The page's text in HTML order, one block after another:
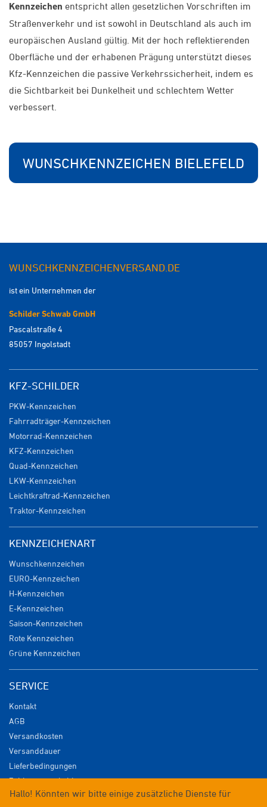
Kennzeichen entspricht allen gesetzlichen Vorschriften im
Straßenverkehr und ist sowohl in Deutschland als auch im
europäischen Ausland gültig. Mit der hoch reflektierenden
Oberfläche und der erhabenen Prägung unterstützt dieses
Kfz-Kennzeichen die passive Verkehrssicherheit, indem es
die Sichtbarkeit bei Dunkelheit und schlechtem Wetter
verbessert.
WUNSCHKENNZEICHEN BIELEFELD
WUNSCHKENNZEICHENVERSAND.DE
ist ein Unternehmen der
Schilder Schwab GmbH
Pascalstraße 4
85057 Ingolstadt
KFZ-SCHILDER
PKW-Kennzeichen
Fahrradträger-Kennzeichen
Motorrad-Kennzeichen
KFZ-Kennzeichen
Quad-Kennzeichen
LKW-Kennzeichen
Leichtkraftrad-Kennzeichen
Traktor-Kennzeichen
KENNZEICHENART
Wunschkennzeichen
EURO-Kennzeichen
H-Kennzeichen
E-Kennzeichen
Saison-Kennzeichen
Rote Kennzeichen
Grüne Kennzeichen
SERVICE
Kontakt
AGB
Versandkosten
Versanddauer
Lieferbedingungen
Zahlungsmöglichkeiten
Datenschutz
Hallo! Könnten wir bitte einige zusätzliche Dienste für